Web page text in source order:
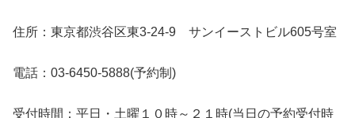
住所：東京都渋谷区東3-24-9 サンイーストビル605号室
電話：03-6450-5888(予約制)
受付時間：平日・土曜１０時～２１時(当日の予約受付時